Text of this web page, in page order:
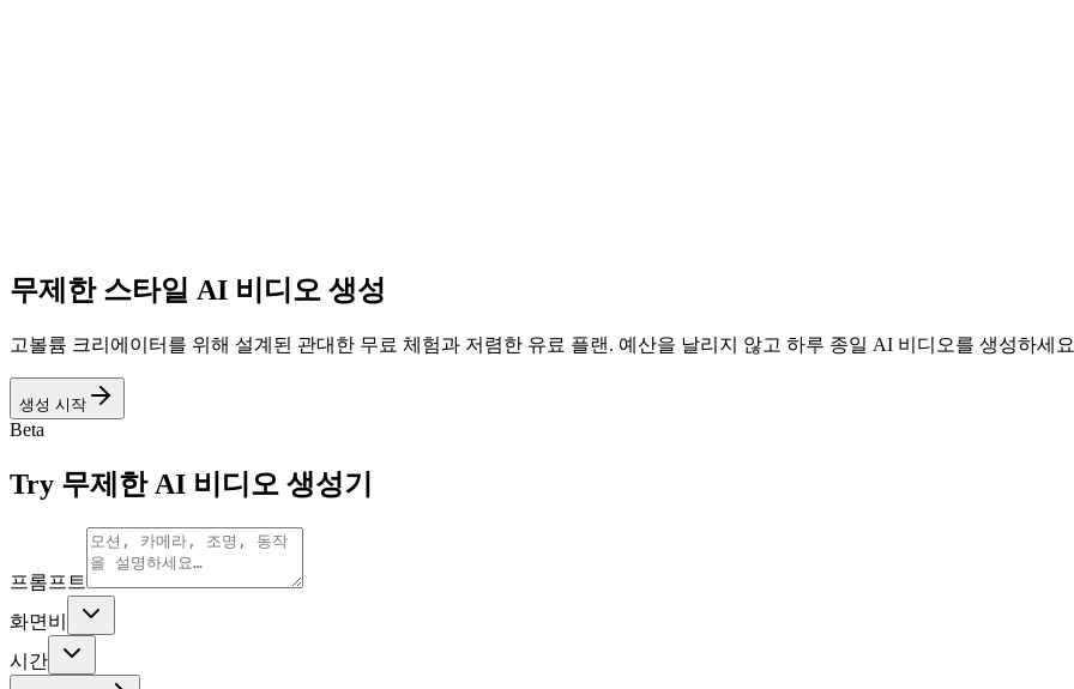
무제한 스타일 AI 비디오 생성
고볼륨 크리에이터를 위해 설계된 관대한 무료 체험과 저렴한 유료 플랜. 예산을 날리지 않고 하루 종일 AI 비디오를 생성하세
생성 시작
Beta
Try 무제한 AI 비디오 생성기
프롬프트
화면비
시간